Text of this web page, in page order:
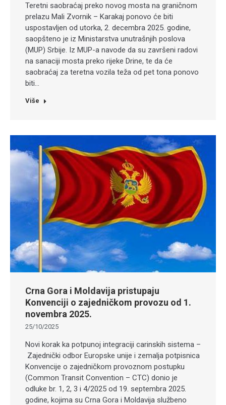
Teretni saobraćaj preko novog mosta na graničnom
prelazu Mali Zvornik – Karakaj ponovo će biti
uspostavljen od utorka, 2. decembra 2025. godine,
saopšteno je iz Ministarstva unutrašnjih poslova
(MUP) Srbije. Iz MUP-a navode da su završeni radovi
na sanaciji mosta preko rijeke Drine, te da će
saobraćaj za teretna vozila teža od pet tona ponovo
biti…
Više
Crna Gora i Moldavija pristupaju
Konvenciji o zajedničkom provozu od 1.
novembra 2025.
25/10/2025
Novi korak ka potpunoj integraciji carinskih sistema –
Zajednički odbor Europske unije i zemalja potpisnica
Konvencije o zajedničkom provoznom postupku
(Common Transit Convention – CTC) donio je
odluke br. 1, 2, 3 i 4/2025 od 19. septembra 2025.
godine, kojima su Crna Gora i Moldavija službeno